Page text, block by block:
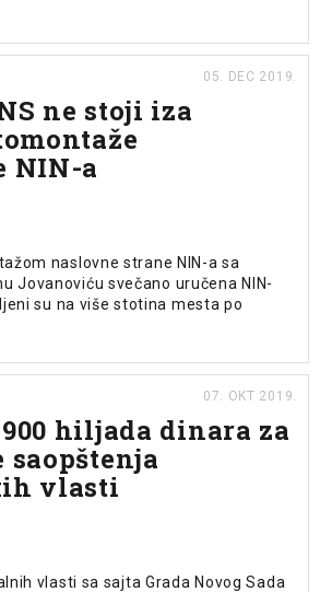
05. DEC 2019.
ne stoji iza
NIN-a
naslovne strane NIN-a sa
Jovanoviću svečano uručena NIN-
su na više stotina mesta po
07. OKT 2019.
hiljada dinara za
saopštenja
vlasti
vlasti sa sajta Grada Novog Sada